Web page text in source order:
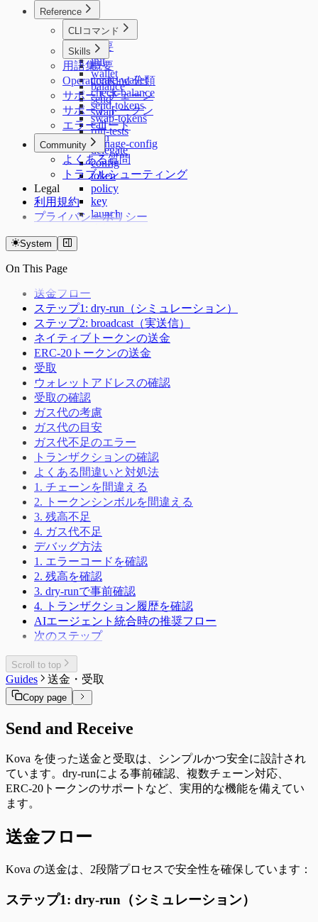
Reference
CLIコマンド
概要
init
wallet
balance
send
swap
call
sign
delegate
config
token
policy
key
launch
Skills
概要
create-wallet
check-balance
send-tokens
swap-tokens
run-tests
manage-config
用語集
OperationKind 分類
サポートチェーン
サポートトークン
エラーコード
Community
よくある質問
トラブルシューティング
Legal
利用規約
プライバシーポリシー
System
On This Page
送金フロー
ステップ1: dry-run（シミュレーション）
ステップ2: broadcast（実送信）
ネイティブトークンの送金
ERC-20トークンの送金
受取
ウォレットアドレスの確認
受取の確認
ガス代の考慮
ガス代の目安
ガス代不足のエラー
トランザクションの確認
よくある間違いと対処法
1. チェーンを間違える
2. トークンシンボルを間違える
3. 残高不足
4. ガス代不足
デバッグ方法
1. エラーコードを確認
2. 残高を確認
3. dry-runで事前確認
4. トランザクション履歴を確認
AIエージェント統合時の推奨フロー
次のステップ
Scroll to top
Guides 送金・受取
Copy page
Send and Receive
Kova を使った送金と受取は、シンプルかつ安全に設計され
ています。dry-runによる事前確認、複数チェーン対応、
ERC-20トークンのサポートなど、実用的な機能を備えてい
ます。
送金フロー
Kova の送金は、2段階プロセスで安全性を確保しています：
ステップ1: dry-run（シミュレーション）